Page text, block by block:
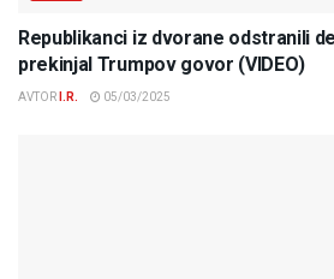
Republikanci iz dvorane odstranili
prekinjal Trumpov govor (VIDEO)
AVTOR I.R. 05/03/2025